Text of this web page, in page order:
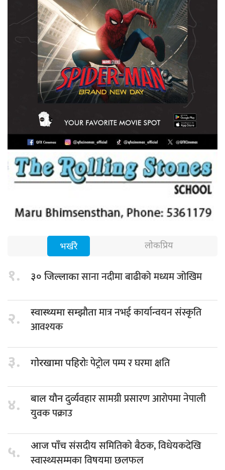
भर्खरै लोकप्रिय
१. ३० जिल्लाकासाना नदीमा बाढीको मध्यम जोखिम
२. स्वास्थ्यमा सम्झौतामात्र नभई कार्यान्वयन संस्कृति
आवश्यक
३. गोरखामा पहिरोःपेट्रोल पम्प र घरमा क्षति
४. बाल यौनदुर्व्यवहार सामग्री प्रसारण आरोपमा नेपाली
युवक पक्राउ
५. आज पाँचसंसदीय समितिको बैठक, विधेयकदेखि
स्वास्थ्यसम्मका विषयमा छलफल